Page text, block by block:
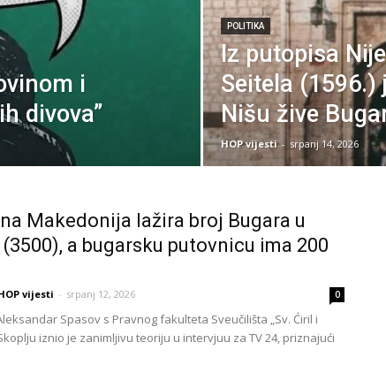
i
divova”
POLITIKA
Iz putopisa
Seitela (1596.)
Nišu žive
HOP vijesti - srpanj 14, 2026
Makedonija lažira broj Bugara u
a bugarsku putovnicu ima 200
vijesti - srpanj 12, 2026 0
Spasov s Pravnog fakulteta Sveučilišta „Sv. Ćiril i
iznio je zanimljivu teoriju u intervjuu za TV 24, priznajući